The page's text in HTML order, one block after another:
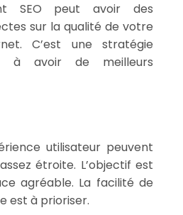
SEO peut avoir des
sur la qualité de votre
C’est une stratégie
à avoir de meilleurs
utilisateur peuvent
étroite. L’objectif est
agréable. La facilité de
est à prioriser.